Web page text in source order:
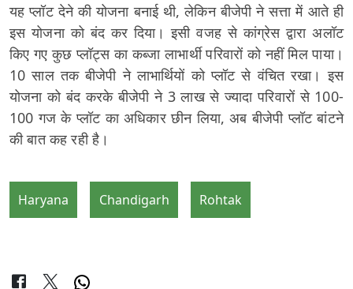
यह प्लॉट देने की योजना बनाई थी, लेकिन बीजेपी ने सत्ता में आते ही
इस योजना को बंद कर दिया। इसी वजह से कांग्रेस द्वारा अलॉट
किए गए कुछ प्लॉट्स का कब्जा लाभार्थी परिवारों को नहीं मिल पाया।
10 साल तक बीजेपी ने लाभार्थियों को प्लॉट से वंचित रखा। इस
योजना को बंद करके बीजेपी ने 3 लाख से ज्यादा परिवारों से 100-
100 गज के प्लॉट का अधिकार छीन लिया, अब बीजेपी प्लॉट बांटने
की बात कह रही है।
Haryana Chandigarh Rohtak